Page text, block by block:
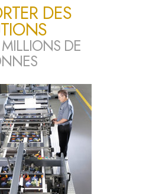
DES
DE